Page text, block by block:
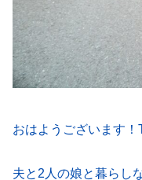
おはようございます！
夫と2人の娘と暮らし